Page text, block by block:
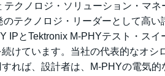
テクノロジ・ソリューション・マ
のテクノロジ・リーダーとして高
IPとTektronix M-PHYテスト・ス
けています。当社の代表的なオ
れば、設計者は、M-PHYの電気